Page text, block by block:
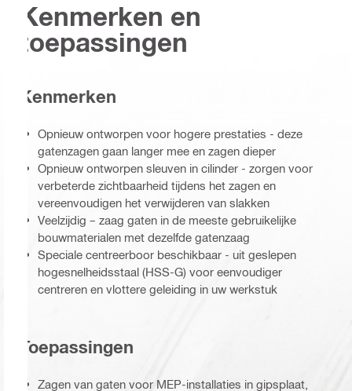
Kenmerken en
toepassingen
Kenmerken
Opnieuw ontworpen voor hogere prestaties - deze
gatenzagen gaan langer mee en zagen dieper
Opnieuw ontworpen sleuven in cilinder - zorgen voor
verbeterde zichtbaarheid tijdens het zagen en
vereenvoudigen het verwijderen van slakken
Veelzijdig – zaag gaten in de meeste gebruikelijke
bouwmaterialen met dezelfde gatenzaag
Speciale centreerboor beschikbaar - uit geslepen
hogesnelheidsstaal (HSS-G) voor eenvoudiger
centreren en vlottere geleiding in uw werkstuk
Toepassingen
Zagen van gaten voor MEP-installaties in gipsplaat,